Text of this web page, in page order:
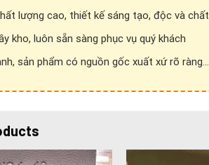
lượng cao, thiết kế sáng tạo, độc và chất
kho, luôn sẵn sàng phục vụ quý khách
sản phẩm có nguồn gốc xuất xứ rõ ràng...